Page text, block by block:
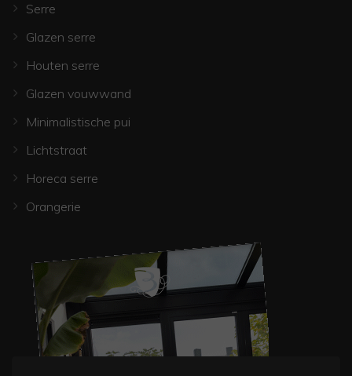
Serre
Glazen serre
Houten serre
Glazen vouwwand
Minimalistische pui
Lichtstraat
Horeca serre
Orangerie